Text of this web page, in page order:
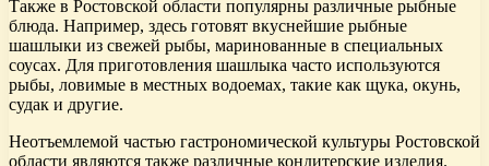
Также в Ростовской области популярны различные рыбные
блюда. Например, здесь готовят вкуснейшие рыбные
шашлыки из свежей рыбы, маринованные в специальных
соусах. Для приготовления шашлыка часто используются
рыбы, ловимые в местных водоемах, такие как щука, окунь,
судак и другие.
Неотъемлемой частью гастрономической культуры Ростовской
области являются также различные кондитерские изделия.